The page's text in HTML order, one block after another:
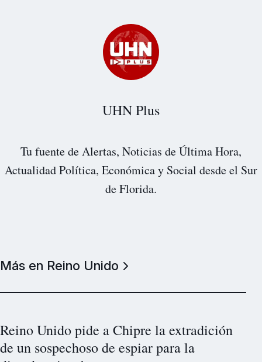
UHN Plus
Tu fuente de Alertas, Noticias de Última Hora,
Actualidad Política, Económica y Social desde el Sur
de Florida.
Más en Reino Unido
Reino Unido pide a Chipre la extradición
de un sospechoso de espiar para la